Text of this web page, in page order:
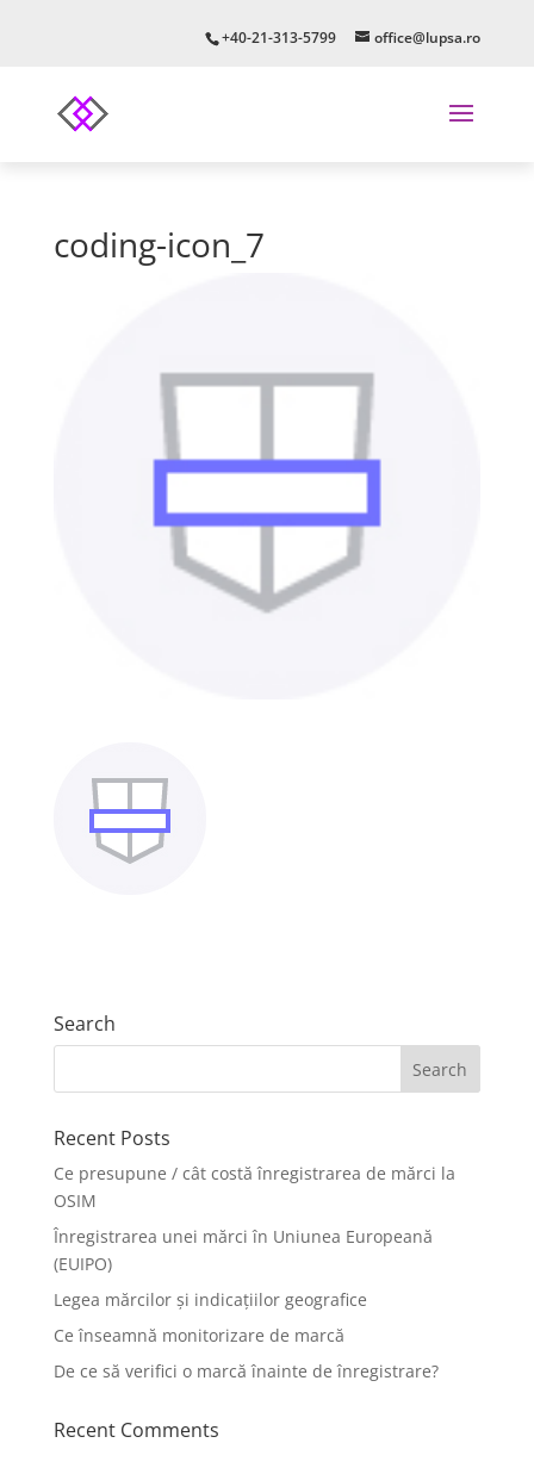
+40-21-313-5799 office@lupsa.ro
coding-icon_7
Search
Recent Posts
Ce presupune / cât costă înregistrarea de mărci la
OSIM
Înregistrarea unei mărci în Uniunea Europeană
(EUIPO)
Legea mărcilor și indicațiilor geografice
Ce înseamnă monitorizare de marcă
De ce să verifici o marcă înainte de înregistrare?
Recent Comments